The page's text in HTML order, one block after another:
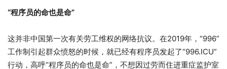
“程序员的命也是命”
这并非中国第一次有关劳工维权的网络抗议。在2019年，“996”
工作制引起群众愤怒的时候，就已经有程序员发起了“996.ICU”
行动，高呼“程序员的命也是命”，不想因过劳而住进重症监护室